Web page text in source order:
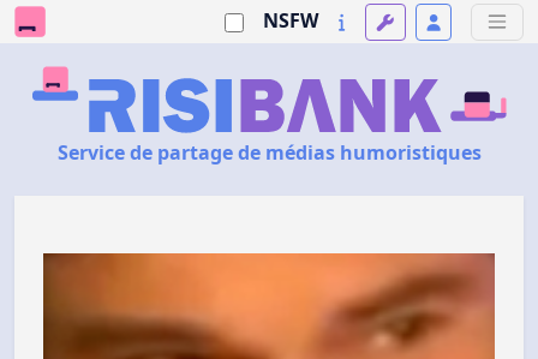
NSFW
Service de partage de médias humoristiques